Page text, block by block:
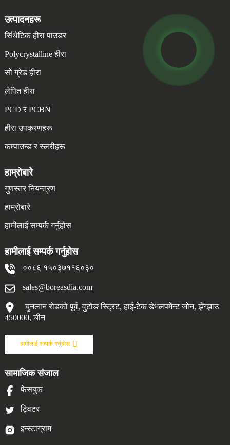
उत्पादनहरू
सिंथेटिक हीरा पाउडर
Polycrystalline हीरा
सो ग्रेड हीरा
लेपित हीरा
PCD र PCBN
हीरा उपकरणहरू
कम्पाउन्ड र स्लरीहरू
हाम्रोबारे
गुणस्तर नियन्त्रण
हाम्रोबारे
हामीलाई सम्पर्क गर्नुहोस
हामीलाई सम्पर्क गर्नुहोस
००८६ १५०३७११६०३०
sales@boreasdia.com
चुनलान रोडको पूर्व, वुटोङ स्ट्रिट, हाई-टेक डेभलपमेन्ट जोन, झेंग्झाउ
450000, चीन
हामीलाई सम्पर्क गर्नुहोस
सामाजिक संजाल
फेसबुक
ट्विटर
इन्स्टाग्राम